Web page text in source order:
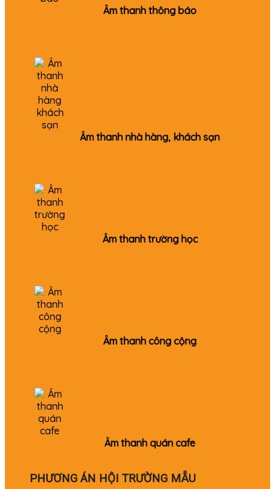
Âm thanh thông báo
Âm thanh nhà hàng, khách sạn
Âm thanh trường học
Âm thanh công cộng
Âm thanh quán cafe
PHƯƠNG ÁN HỘI TRƯỜNG MẪU